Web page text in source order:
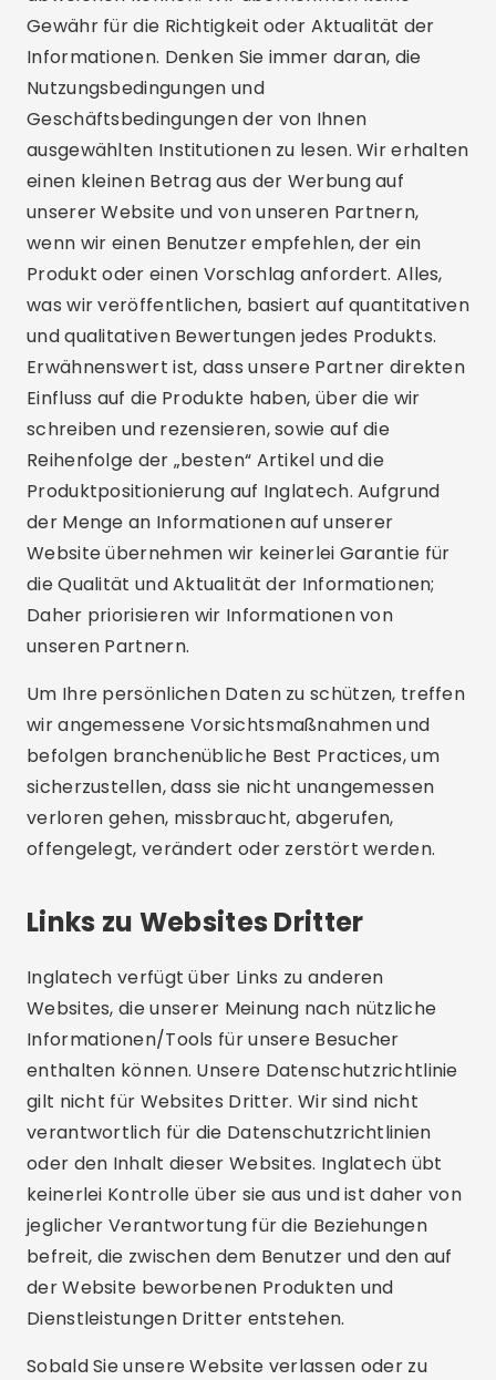
Gewähr für die Richtigkeit oder Aktualität der
Informationen. Denken Sie immer daran, die
Nutzungsbedingungen und
Geschäftsbedingungen der von Ihnen
ausgewählten Institutionen zu lesen. Wir erhalten
einen kleinen Betrag aus der Werbung auf
unserer Website und von unseren Partnern,
wenn wir einen Benutzer empfehlen, der ein
Produkt oder einen Vorschlag anfordert. Alles,
was wir veröffentlichen, basiert auf quantitativen
und qualitativen Bewertungen jedes Produkts.
Erwähnenswert ist, dass unsere Partner direkten
Einfluss auf die Produkte haben, über die wir
schreiben und rezensieren, sowie auf die
Reihenfolge der „besten“ Artikel und die
Produktpositionierung auf Inglatech. Aufgrund
der Menge an Informationen auf unserer
Website übernehmen wir keinerlei Garantie für
die Qualität und Aktualität der Informationen;
Daher priorisieren wir Informationen von
unseren Partnern.
Um Ihre persönlichen Daten zu schützen, treffen
wir angemessene Vorsichtsmaßnahmen und
befolgen branchenübliche Best Practices, um
sicherzustellen, dass sie nicht unangemessen
verloren gehen, missbraucht, abgerufen,
offengelegt, verändert oder zerstört werden.
Links zu Websites Dritter
Inglatech verfügt über Links zu anderen
Websites, die unserer Meinung nach nützliche
Informationen/Tools für unsere Besucher
enthalten können. Unsere Datenschutzrichtlinie
gilt nicht für Websites Dritter. Wir sind nicht
verantwortlich für die Datenschutzrichtlinien
oder den Inhalt dieser Websites. Inglatech übt
keinerlei Kontrolle über sie aus und ist daher von
jeglicher Verantwortung für die Beziehungen
befreit, die zwischen dem Benutzer und den auf
der Website beworbenen Produkten und
Dienstleistungen Dritter entstehen.
Sobald Sie unsere Website verlassen oder zu